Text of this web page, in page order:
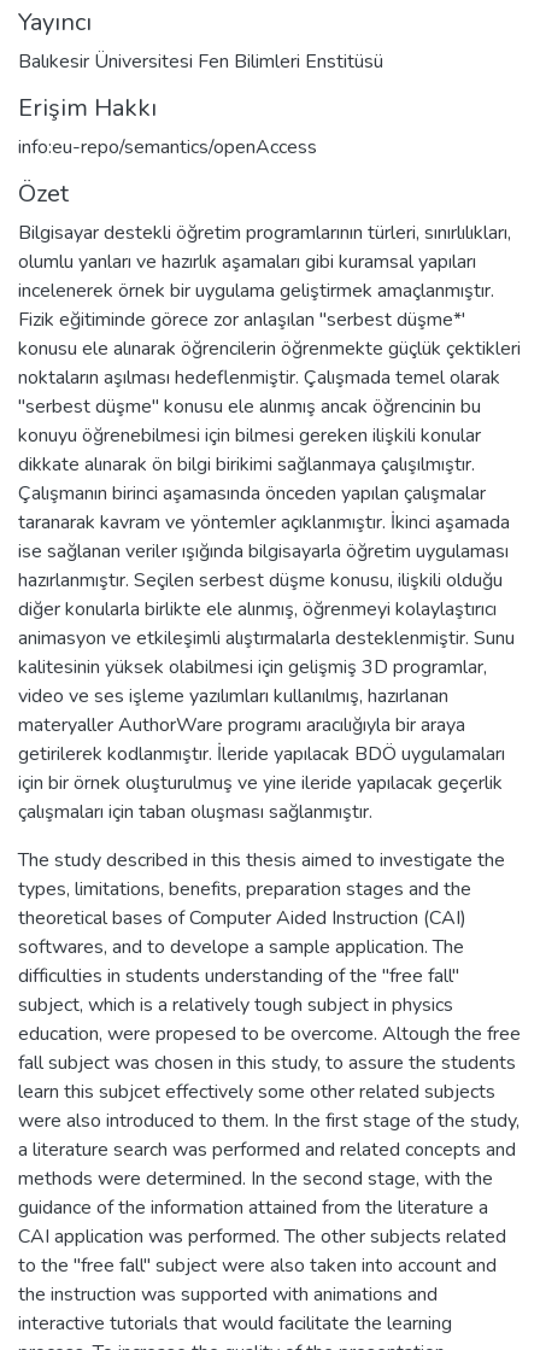
Yayıncı
Balıkesir Üniversitesi Fen Bilimleri Enstitüsü
Erişim Hakkı
info:eu-repo/semantics/openAccess
Özet
Bilgisayar destekli öğretim programlarının türleri, sınırlılıkları,
olumlu yanları ve hazırlık aşamaları gibi kuramsal yapıları
incelenerek örnek bir uygulama geliştirmek amaçlanmıştır.
Fizik eğitiminde görece zor anlaşılan "serbest düşme*'
konusu ele alınarak öğrencilerin öğrenmekte güçlük çektikleri
noktaların aşılması hedeflenmiştir. Çalışmada temel olarak
"serbest düşme" konusu ele alınmış ancak öğrencinin bu
konuyu öğrenebilmesi için bilmesi gereken ilişkili konular
dikkate alınarak ön bilgi birikimi sağlanmaya çalışılmıştır.
Çalışmanın birinci aşamasında önceden yapılan çalışmalar
taranarak kavram ve yöntemler açıklanmıştır. İkinci aşamada
ise sağlanan veriler ışığında bilgisayarla öğretim uygulaması
hazırlanmıştır. Seçilen serbest düşme konusu, ilişkili olduğu
diğer konularla birlikte ele alınmış, öğrenmeyi kolaylaştırıcı
animasyon ve etkileşimli alıştırmalarla desteklenmiştir. Sunu
kalitesinin yüksek olabilmesi için gelişmiş 3D programlar,
video ve ses işleme yazılımları kullanılmış, hazırlanan
materyaller AuthorWare programı aracılığıyla bir araya
getirilerek kodlanmıştır. İleride yapılacak BDÖ uygulamaları
için bir örnek oluşturulmuş ve yine ileride yapılacak geçerlik
çalışmaları için taban oluşması sağlanmıştır.
The study described in this thesis aimed to investigate the
types, limitations, benefits, preparation stages and the
theoretical bases of Computer Aided Instruction (CAI)
softwares, and to develope a sample application. The
difficulties in students understanding of the "free fall"
subject, which is a relatively tough subject in physics
education, were propesed to be overcome. Altough the free
fall subject was chosen in this study, to assure the students
learn this subjcet effectively some other related subjects
were also introduced to them. In the first stage of the study,
a literature search was performed and related concepts and
methods were determined. In the second stage, with the
guidance of the information attained from the literature a
CAI application was performed. The other subjects related
to the "free fall" subject were also taken into account and
the instruction was supported with animations and
interactive tutorials that would facilitate the learning